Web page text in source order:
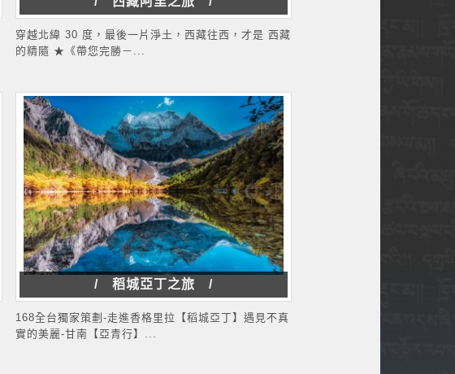
穿越北緯 30 度，最後一片淨土，西藏往西，才是 西藏
的精隨 ★《帶您完勝－...
/ 稻城亞丁之旅 /
168全台獨家策劃-走進香格里拉【稻城亞丁】遇見不真
實的美麗-甘南【亞青行】...